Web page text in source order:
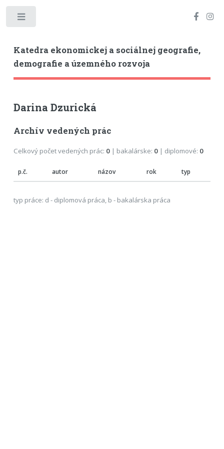
Katedra ekonomickej a sociálnej geografie,
demografie a územného rozvoja
Darina Dzurická
Archív vedených prác
Celkový počet vedených prác: 0| bakalárske: 0| diplomové: 0
p.č. autor názov rok typ
typ práce: d - diplomová práca, b - bakalárska práca